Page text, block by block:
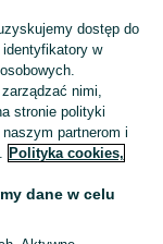
Skorzystaj z największego serwisu ogłoszeniowego - Śląskie i okolice! - kupuj lub sprzedawaj jeszcze wygodniej w kategorii Stare wagi! Zobacz
dostęp do
w
nimi,
stronie polityki
partnerom i
Polityka cookies,
dane w celu